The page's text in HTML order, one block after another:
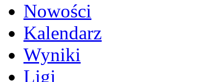
Nowości
Kalendarz
Wyniki
Ligi